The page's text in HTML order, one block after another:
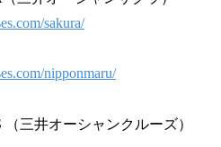
sakura/
nipponmaru/
三井オーシャンクルーズ）